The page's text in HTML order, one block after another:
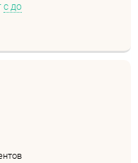
с до